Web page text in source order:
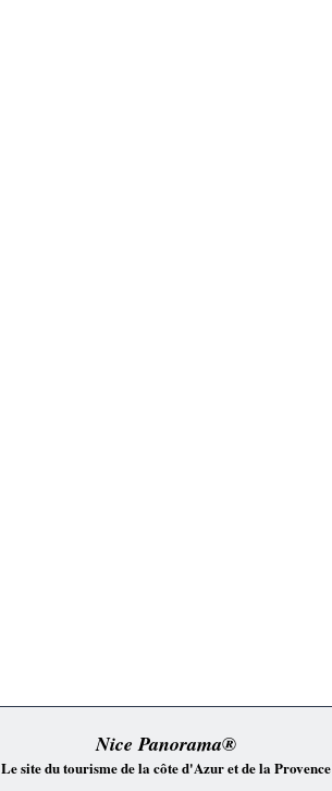
Nice Panorama®
Le site du tourisme de la côte d'Azur et de la Provence